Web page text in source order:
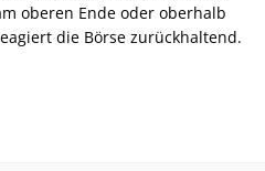
oberen Ende oder oberhalb
die Börse zurückhaltend.